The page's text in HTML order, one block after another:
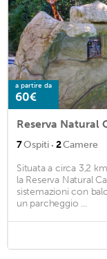
a partire da
60€
Reserva Natural
7Ospiti · 2Camere
Situata a circa 3,2
la Reserva Natural
sistemazioni con
un parcheggio ...